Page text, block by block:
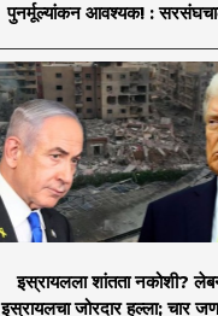
पुनर्मूल्यांकन आवश्यक! :
इस्रायलला शांतता नकोशी?
इस्रायलचा जोरदार हल्ला; चार